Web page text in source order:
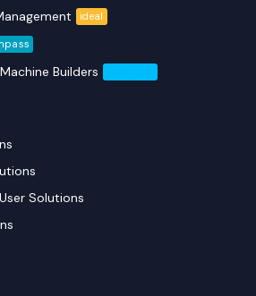
ideal
Builders
Solutions